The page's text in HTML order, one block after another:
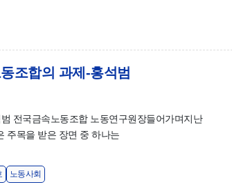
조합의 과제-홍석범
전국금속노동조합 노동연구원장들어가며지난
주목을 받은 장면 중 하나는
노동사회